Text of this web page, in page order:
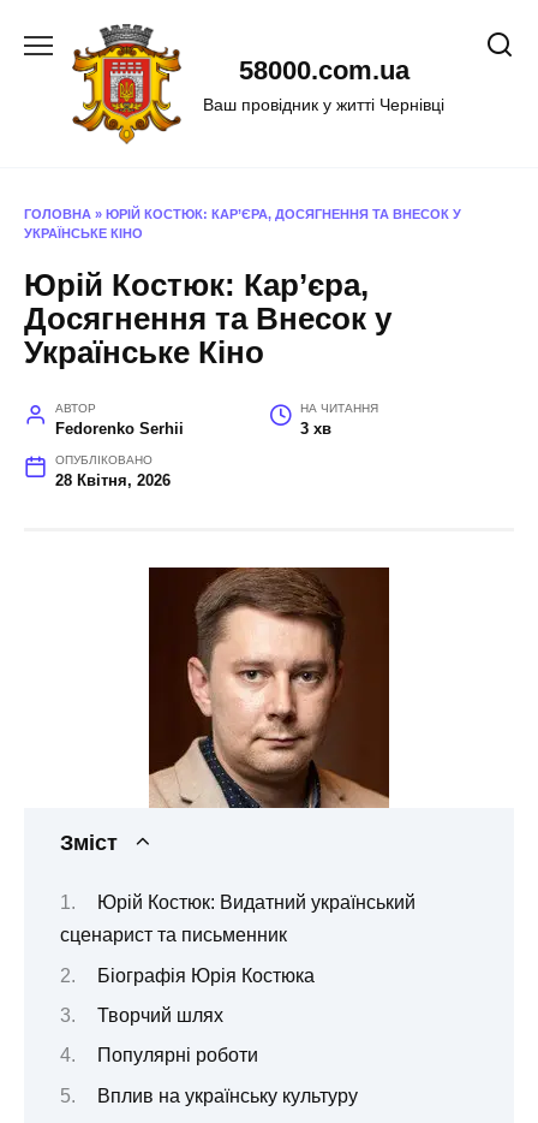
58000.com.ua
Ваш провідник у житті Чернівці
ГОЛОВНА » ЮРІЙ КОСТЮК: КАР’ЄРА, ДОСЯГНЕННЯ ТА ВНЕСОК У
УКРАЇНСЬКЕ КІНО
Юрій Костюк: Кар’єра,
Досягнення та Внесок у
Українське Кіно
АВТОР
Fedorenko Serhii
НА ЧИТАННЯ
3 хв
ОПУБЛІКОВАНО
28 Квітня, 2026
Зміст
Юрій Костюк: Видатний український
сценарист та письменник
Біографія Юрія Костюка
Творчий шлях
Популярні роботи
Вплив на українську культуру